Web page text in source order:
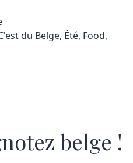
du Belge, Été, Food,
belge !